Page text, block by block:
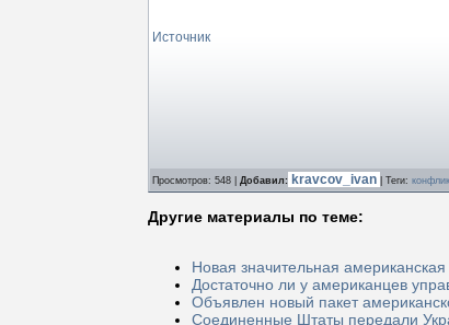
Источник
Просмотров: 548 | Добавил: kravcov_ivan Теги:
Другие материалы по теме:
Новая значительная
Достаточно ли у американцев
Объявлен новый пакет
Соединенные Штаты передали